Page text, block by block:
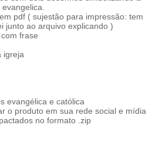
pdf ( sujestão para impressão: tem
junto ao arquivo explicando )
frase
igreja
evangélica e católica
o produto em sua rede social e mídia
no formato .zip